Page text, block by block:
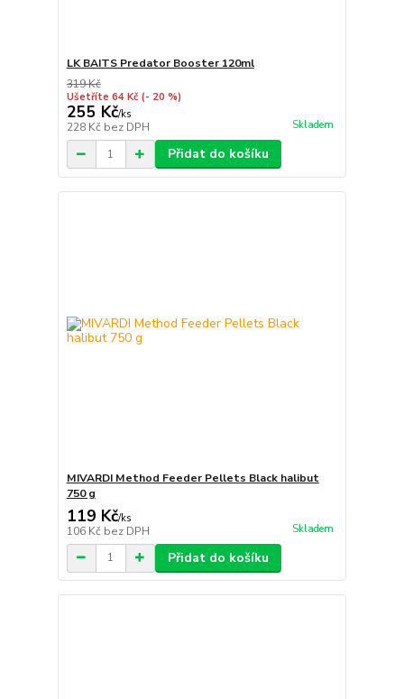
LK BAITS Predator Booster 120ml
319 Kč
Ušetříte 64 Kč (- 20 %)
255 Kč/ks
228 Kč bez DPH Skladem
Přidat do košíku
MIVARDI Method Feeder Pellets Black halibut
750 g
119 Kč/ks
106 Kč bez DPH Skladem
Přidat do košíku